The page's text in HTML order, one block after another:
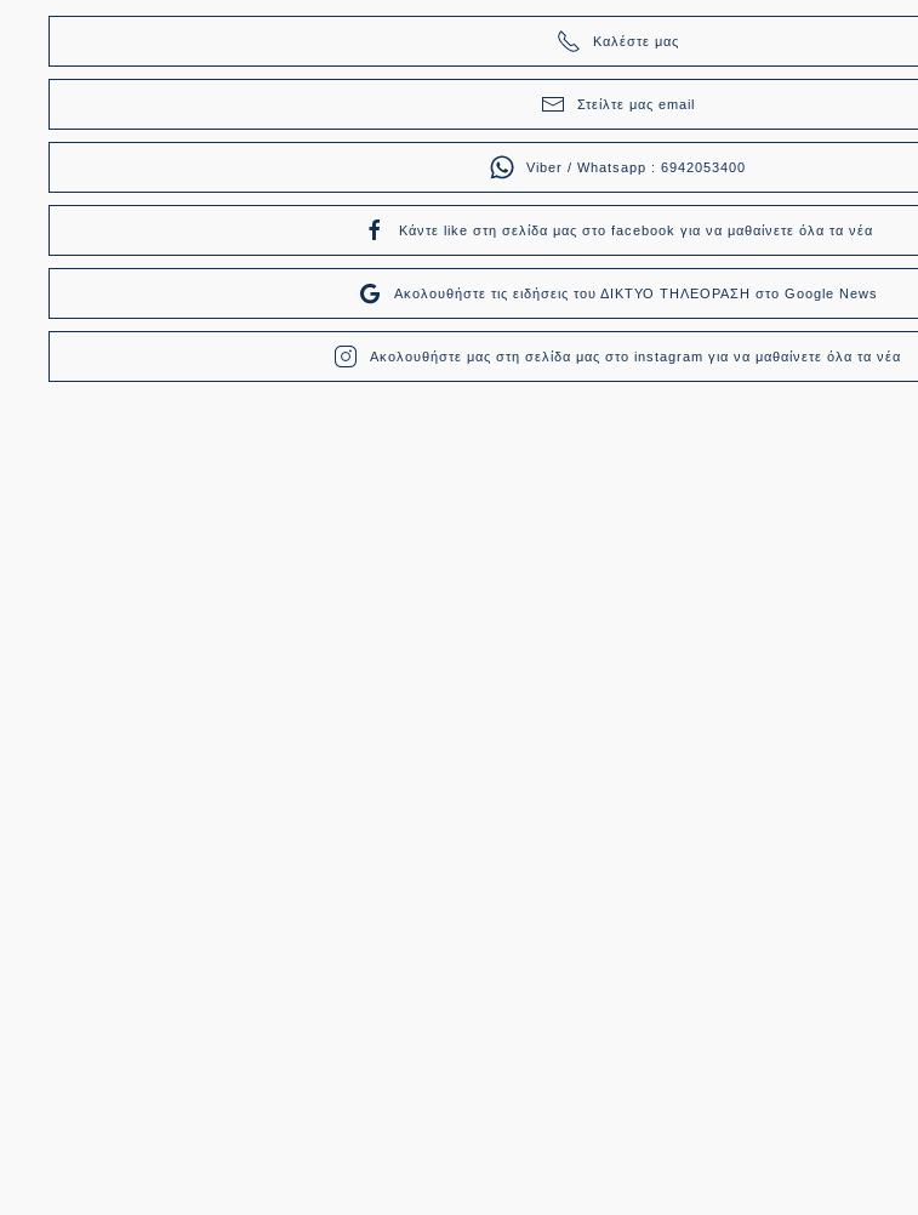
Καλέστε μας
Στείλτε μας email
Viber / Whatsapp : 6942053400
Κάντε like στη σελίδα μας στο facebook για να μαθαίνετε όλα τα νέα
Ακολουθήστε τις ειδήσεις του ΔΙΚΤΥΟ ΤΗΛΕΟΡΑΣΗ στο Google News
Ακολουθήστε μας στη σελίδα μας στο instagram για να μαθαίνετε όλα τα νέα